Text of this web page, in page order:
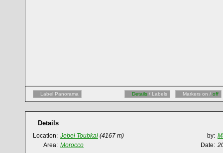
Label Panorama Details / Labels Markers on / off
Details
Location: Jebel Toubkal (4167 m) by:
Area: Morocco Date: